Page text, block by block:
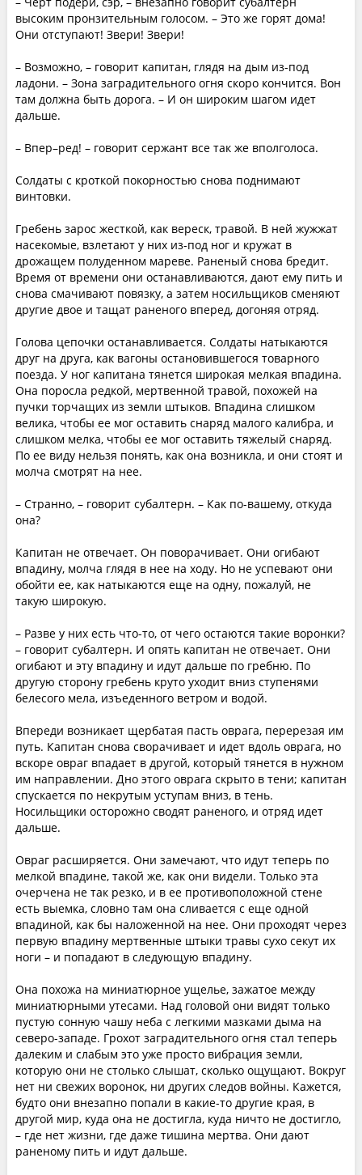
высоким пронзительным голосом. – Это же горят дома!
Они отступают! Звери! Звери!
– Возможно, – говорит капитан, глядя на дым из-под
ладони. – Зона заградительного огня скоро кончится. Вон
там должна быть дорога. – И он широким шагом идет
дальше.
– Впер–ред! – говорит сержант все так же вполголоса.
Солдаты с кроткой покорностью снова поднимают
винтовки.
Гребень зарос жесткой, как вереск, травой. В ней жужжат
насекомые, взлетают у них из-под ног и кружат в
дрожащем полуденном мареве. Раненый снова бредит.
Время от времени они останавливаются, дают ему пить и
снова смачивают повязку, а затем носильщиков сменяют
другие двое и тащат раненого вперед, догоняя отряд.
Голова цепочки останавливается. Солдаты натыкаются
друг на друга, как вагоны остановившегося товарного
поезда. У ног капитана тянется широкая мелкая впадина.
Она поросла редкой, мертвенной травой, похожей на
пучки торчащих из земли штыков. Впадина слишком
велика, чтобы ее мог оставить снаряд малого калибра, и
слишком мелка, чтобы ее мог оставить тяжелый снаряд.
По ее виду нельзя понять, как она возникла, и они стоят и
молча смотрят на нее.
– Странно, – говорит субалтерн. – Как по-вашему, откуда
она?
Капитан не отвечает. Он поворачивает. Они огибают
впадину, молча глядя в нее на ходу. Но не успевают они
обойти ее, как натыкаются еще на одну, пожалуй, не
такую широкую.
– Разве у них есть что-то, от чего остаются такие воронки?
– говорит субалтерн. И опять капитан не отвечает. Они
огибают и эту впадину и идут дальше по гребню. По
другую сторону гребень круто уходит вниз ступенями
белесого мела, изъеденного ветром и водой.
Впереди возникает щербатая пасть оврага, перерезая им
путь. Капитан снова сворачивает и идет вдоль оврага, но
вскоре овраг впадает в другой, который тянется в нужном
им направлении. Дно этого оврага скрыто в тени; капитан
спускается по некрутым уступам вниз, в тень.
Носильщики осторожно сводят раненого, и отряд идет
дальше.
Овраг расширяется. Они замечают, что идут теперь по
мелкой впадине, такой же, как они видели. Только эта
очерчена не так резко, и в ее противоположной стене
есть выемка, словно там она сливается с еще одной
впадиной, как бы наложенной на нее. Они проходят через
первую впадину мертвенные штыки травы сухо секут их
ноги – и попадают в следующую впадину.
Она похожа на миниатюрное ущелье, зажатое между
миниатюрными утесами. Над головой они видят только
пустую сонную чашу неба с легкими мазками дыма на
северо-западе. Грохот заградительного огня стал теперь
далеким и слабым это уже просто вибрация земли,
которую они не столько слышат, сколько ощущают. Вокруг
нет ни свежих воронок, ни других следов войны. Кажется,
будто они внезапно попали в какие-то другие края, в
другой мир, куда она не достигла, куда ничто не достигло,
– где нет жизни, где даже тишина мертва. Они дают
раненому пить и идут дальше.